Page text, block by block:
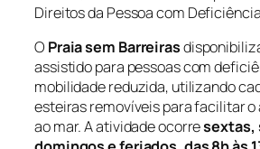
Direitos da Pessoa com
O Praia sem Barreiras
assistido para pessoas com
mobilidade reduzida, utilizando
esteiras removíveis para facilitar o
ao mar. A atividade ocorresextas,